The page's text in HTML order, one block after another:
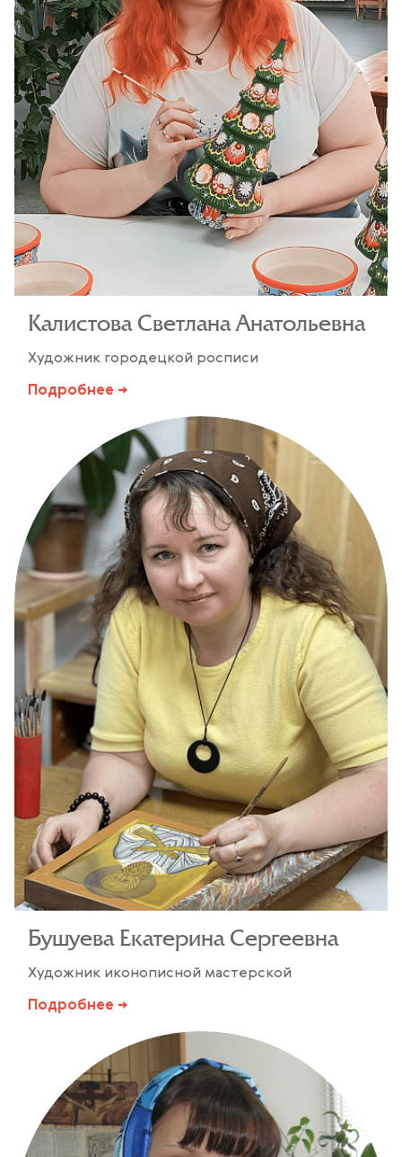
Калистова Светлана Анатольевна
Художник городецкой росписи
Подробнее →
Бушуева Екатерина Сергеевна
Художник иконописной мастерской
Подробнее →